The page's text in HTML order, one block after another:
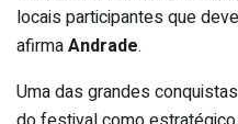
locais participantes que
afirmaAndrade.
Uma das grandes